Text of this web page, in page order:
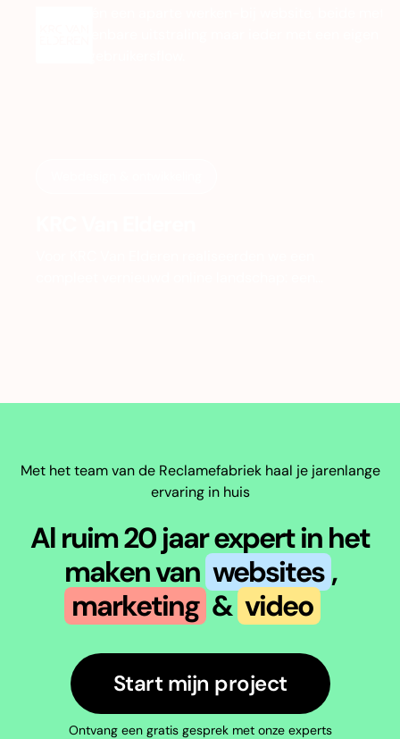
Met het team van de Reclamefabriek haal je jarenlange
ervaring in huis
Al ruim 20 jaar expert in het
maken van websites ,
marketing & video
Start mijn project
Ontvang een gratis gesprek met onze experts